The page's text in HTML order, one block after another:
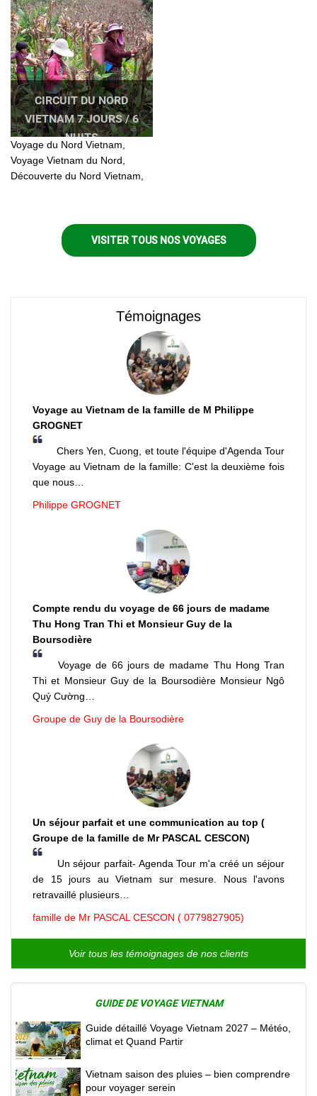
CIRCUIT DU NORD
VIETNAM 7 JOURS / 6
NUITS
Voyage du Nord Vietnam,
Voyage Vietnam du Nord,
Découverte du Nord Vietnam,
VISITER TOUS NOS VOYAGES
Témoignages
Voyage au Vietnam de la famille de M Philippe
GROGNET
Chers Yen, Cuong, et toute l'équipe d'Agenda Tour
Voyage au Vietnam de la famille: C'est la deuxième fois
que nous…
Philippe GROGNET
Compte rendu du voyage de 66 jours de madame
Thu Hong Tran Thi et Monsieur Guy de la
Boursodière
Voyage de 66 jours de madame Thu Hong Tran
Thi et Monsieur Guy de la Boursodière Monsieur Ngô
Quý Cường…
Groupe de Guy de la Boursodière
Un séjour parfait et une communication au top (
Groupe de la famille de Mr PASCAL CESCON)
Un séjour parfait- Agenda Tour m'a créé un séjour
de 15 jours au Vietnam sur mesure. Nous l'avons
retravaillé plusieurs…
famille de Mr PASCAL CESCON ( 0779827905)
Voir tous les témoignages de nos clients
GUIDE DE VOYAGE VIETNAM
Guide détaillé Voyage Vietnam 2027 – Météo,
climat et Quand Partir
Vietnam saison des pluies – bien comprendre
pour voyager serein